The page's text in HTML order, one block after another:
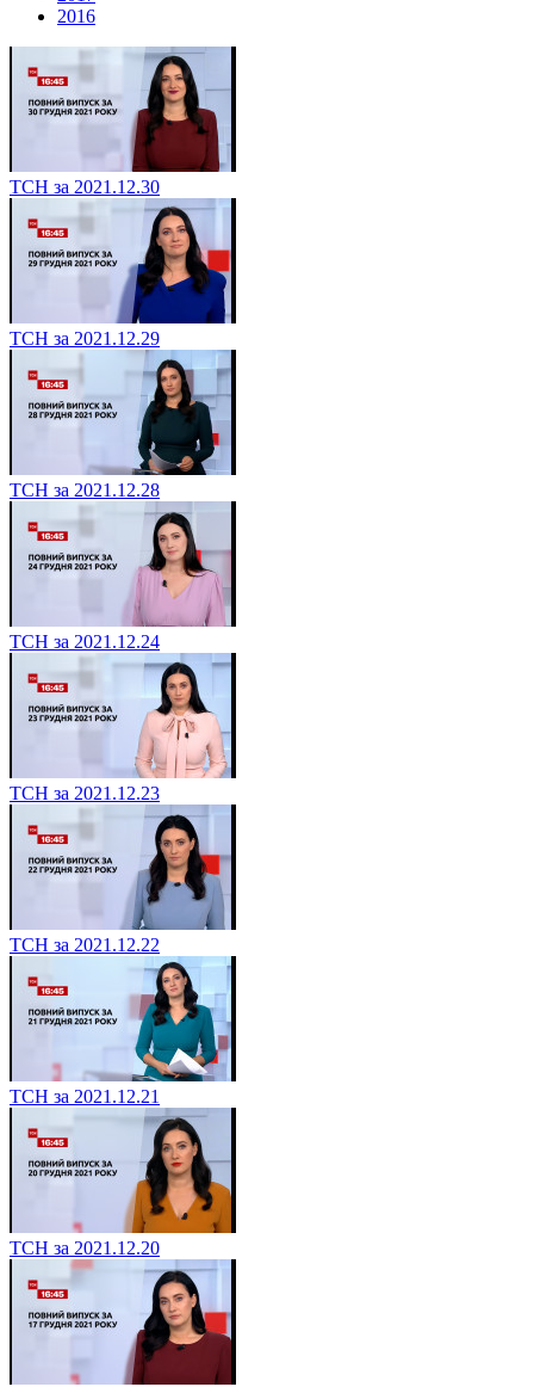
2016
ТСН за 2021.12.30
ТСН за 2021.12.29
ТСН за 2021.12.28
ТСН за 2021.12.24
ТСН за 2021.12.23
ТСН за 2021.12.22
ТСН за 2021.12.21
ТСН за 2021.12.20